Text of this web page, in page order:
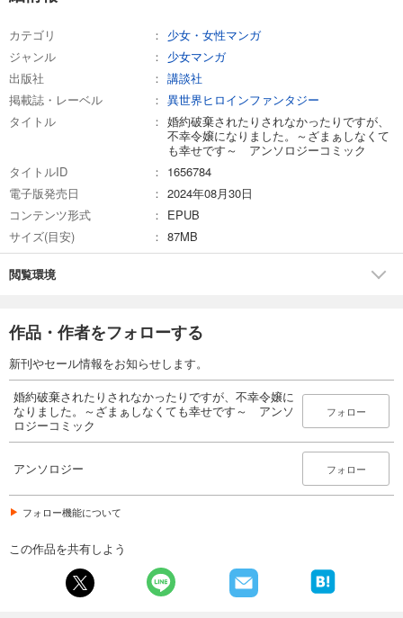
カテゴリ
少女・女性マンガ
ジャンル
少女マンガ
出版社
講談社
掲載誌・レーベル
異世界ヒロインファンタジー
タイトル
婚約破棄されたりされなかったりですが、
不幸令嬢になりました。～ざまぁしなくて
も幸せです～ アンソロジーコミック
タイトルID
1656784
電子版発売日
2024年08月30日
コンテンツ形式
EPUB
サイズ(目安)
87MB
閲覧環境
作品・作者をフォローする
新刊やセール情報をお知らせします。
婚約破棄されたりされなかったりですが、不幸令嬢に
なりました。～ざまぁしなくても幸せです～ アンソ
ロジーコミック
フォロー
アンソロジー フォロー
フォロー機能について
この作品を共有しよう